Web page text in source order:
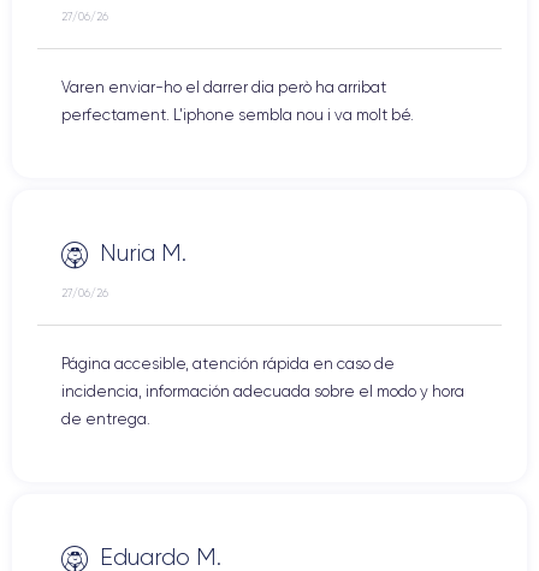
27/06/26
Varen enviar-ho el darrer dia però ha arribat
perfectament. L'iphone sembla nou i va molt bé.
Nuria M.
27/06/26
Página accesible, atención rápida en caso de
incidencia, información adecuada sobre el modo y hora
de entrega.
Eduardo M.